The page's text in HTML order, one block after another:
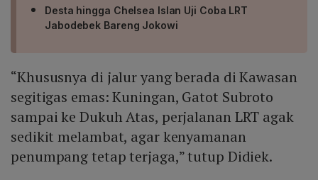
Desta hingga Chelsea Islan Uji Coba LRT
Jabodebek Bareng Jokowi
“Khususnya di jalur yang berada di Kawasan
segitigas emas: Kuningan, Gatot Subroto
sampai ke Dukuh Atas, perjalanan LRT agak
sedikit melambat, agar kenyamanan
penumpang tetap terjaga,” tutup Didiek.